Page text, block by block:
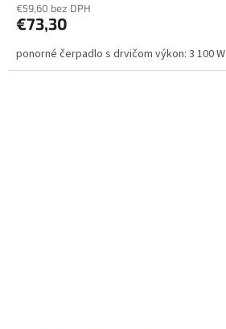
€59,60 bez DPH
€73,30
ponorné čerpadlo s drvičom výkon: 3 100 W